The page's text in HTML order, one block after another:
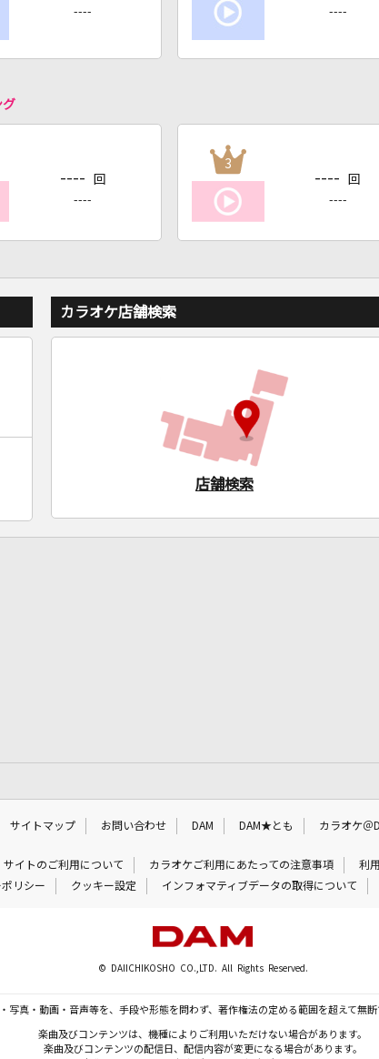
---- ----
グ
---- 回
----
3
---- 回
----
カラオケ店舗検索
店舗検索
サイトマップ お問い合わせ DAM DAM★とも カラオケ＠
サイトのご利用について カラオケご利用にあたっての注意事項
利
リシー クッキー設定 インフォマティブデータの取得について
© DAIICHIKOSHO CO.,LTD. All Rights Reserved.
写真・動画・音声等を、手段や形態を問わず、著作権法の定める範囲を超えて無
楽曲及びコンテンツは、機種によりご利用いただけない場合があります。
楽曲及びコンテンツの配信日、配信内容が変更になる場合があります。